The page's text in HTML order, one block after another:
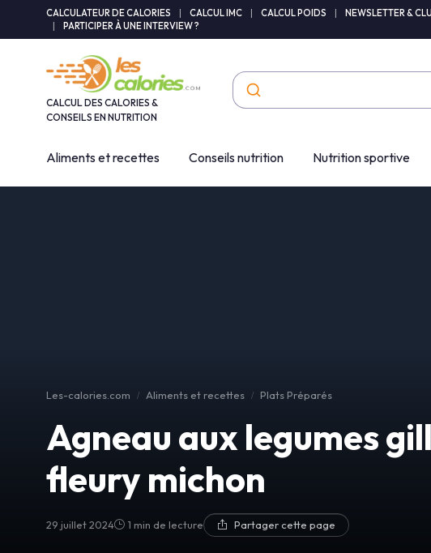
CALCULATEUR DE CALORIES CALCUL IMC CALCUL POIDS NEWSLETTER &
PARTICIPER À UNE INTERVIEW ?
CALCUL DES CALORIES &
CONSEILS EN NUTRITION
Aliments et recettes Conseils nutrition Nutrition sportive
Les-calories.com Aliments et recettes Plats Préparés
Agneau aux legumes
fleury michon
29 juillet 2024 1 min de lecture Partager cette page
Panneau de gestion des cookies